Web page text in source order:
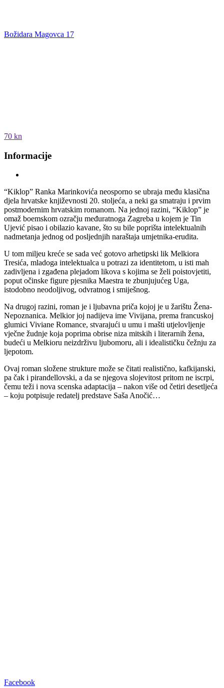
Božidara Magovca 17
70 kn
Informacije
“Kiklop” Ranka Marinkovića neosporno se ubraja među klasična
djela hrvatske književnosti 20. stoljeća, a neki ga smatraju i prvim
postmodernim hrvatskim romanom. Na jednoj razini, “Kiklop” je
omaž boemskom ozračju međuratnoga Zagreba u kojem je Tin
Ujević pisao i obilazio kavane, što su bile poprišta intelektualnih
nadmetanja jednog od posljednjih naraštaja umjetnika-erudita.
U tom miljeu kreće se sada već gotovo arhetipski lik Melkiora
Tresića, mladoga intelektualca u potrazi za identitetom, u isti mah
zadivljena i zgađena plejadom likova s kojima se želi poistovjetiti,
poput očinske figure pjesnika Maestra te zbunjujućeg Uga,
istodobno neodoljivog, odvratnog i smiješnog.
Na drugoj razini, roman je i ljubavna priča kojoj je u žarištu Žena-
Nepoznanica. Melkior joj nadijeva ime Vivijana, prema francuskoj
glumici Viviane Romance, stvarajući u umu i mašti utjelovljenje
vječne žudnje koja poprima obrise niza mitskih i literarnih žena,
budeći u Melkioru neizdrživu ljubomoru, ali i idealističku čežnju za
ljepotom.
Ovaj roman složene strukture može se čitati realistično, kafkijanski,
pa čak i pirandellovski, a da se njegova slojevitost pritom ne iscrpi,
čemu teži i nova scenska adaptacija – nakon više od četiri desetljeća
– koju potpisuje redatelj predstave Saša Anočić…
Facebook